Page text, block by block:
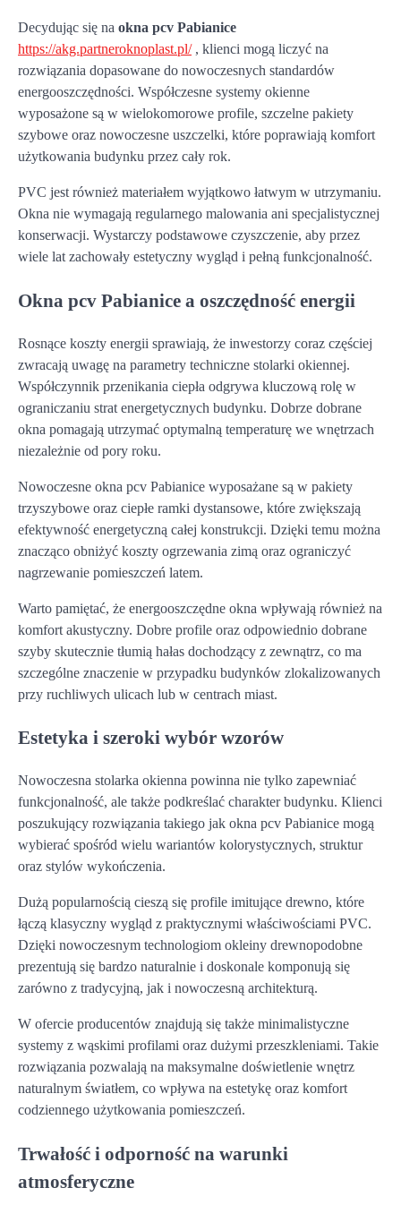
Decydując się na okna pcv Pabianice
https://akg.partneroknoplast.pl/, klienci mogą liczyć na
rozwiązania dopasowane do nowoczesnych standardów
energooszczędności. Współczesne systemy okienne
wyposażone są w wielokomorowe profile, szczelne pakiety
szybowe oraz nowoczesne uszczelki, które poprawiają komfort
użytkowania budynku przez cały rok.
PVC jest również materiałem wyjątkowo łatwym w utrzymaniu.
Okna nie wymagają regularnego malowania ani specjalistycznej
konserwacji. Wystarczy podstawowe czyszczenie, aby przez
wiele lat zachowały estetyczny wygląd i pełną funkcjonalność.
Okna pcv Pabianice a oszczędność energii
Rosnące koszty energii sprawiają, że inwestorzy coraz częściej
zwracają uwagę na parametry techniczne stolarki okiennej.
Współczynnik przenikania ciepła odgrywa kluczową rolę w
ograniczaniu strat energetycznych budynku. Dobrze dobrane
okna pomagają utrzymać optymalną temperaturę we wnętrzach
niezależnie od pory roku.
Nowoczesne okna pcv Pabianice wyposażane są w pakiety
trzyszybowe oraz ciepłe ramki dystansowe, które zwiększają
efektywność energetyczną całej konstrukcji. Dzięki temu można
znacząco obniżyć koszty ogrzewania zimą oraz ograniczyć
nagrzewanie pomieszczeń latem.
Warto pamiętać, że energooszczędne okna wpływają również na
komfort akustyczny. Dobre profile oraz odpowiednio dobrane
szyby skutecznie tłumią hałas dochodzący z zewnątrz, co ma
szczególne znaczenie w przypadku budynków zlokalizowanych
przy ruchliwych ulicach lub w centrach miast.
Estetyka i szeroki wybór wzorów
Nowoczesna stolarka okienna powinna nie tylko zapewniać
funkcjonalność, ale także podkreślać charakter budynku. Klienci
poszukujący rozwiązania takiego jak okna pcv Pabianice mogą
wybierać spośród wielu wariantów kolorystycznych, struktur
oraz stylów wykończenia.
Dużą popularnością cieszą się profile imitujące drewno, które
łączą klasyczny wygląd z praktycznymi właściwościami PVC.
Dzięki nowoczesnym technologiom okleiny drewnopodobne
prezentują się bardzo naturalnie i doskonale komponują się
zarówno z tradycyjną, jak i nowoczesną architekturą.
W ofercie producentów znajdują się także minimalistyczne
systemy z wąskimi profilami oraz dużymi przeszkleniami. Takie
rozwiązania pozwalają na maksymalne doświetlenie wnętrz
naturalnym światłem, co wpływa na estetykę oraz komfort
codziennego użytkowania pomieszczeń.
Trwałość i odporność na warunki
atmosferyczne